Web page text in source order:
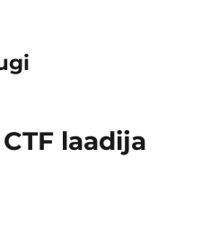
laadija